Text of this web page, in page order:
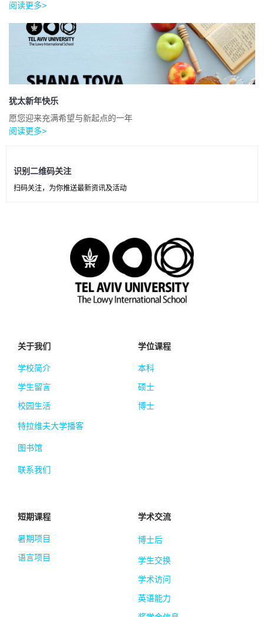
阅读更多>
犹太新年快乐
愿您迎来充满希望与新起点的一年
阅读更多>
识别二维码关注
扫码关注，为你推送最新资讯及活动
关于我们
学校简介
学生留言
校园生活
特拉维夫大学播客
图书馆
联系我们
学位课程
本科
硕士
博士
短期课程
暑期项目
语言项目
学术交流
博士后
学生交换
学术访问
英语能力